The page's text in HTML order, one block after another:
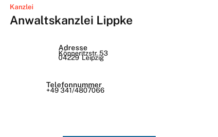
Kanzlei
Anwaltskanzlei Lippke
Adresse
Könneritzstr. 53
04229 Leipzig
Telefonnummer
+49 341/4807066